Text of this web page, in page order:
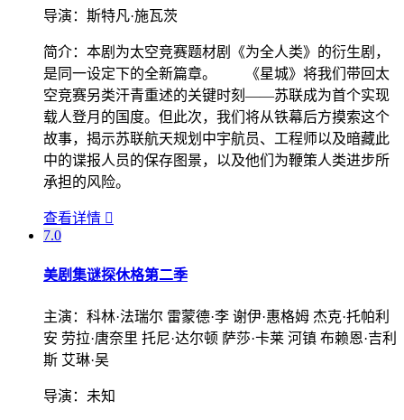
导演： 斯特凡·施瓦茨
简介： 本剧为太空竞赛题材剧《为全人类》的衍生剧，
是同一设定下的全新篇章。 《星城》将我们带回太
空竞赛另类汗青重述的关键时刻——苏联成为首个实现
载人登月的国度。但此次，我们将从铁幕后方摸索这个
故事，揭示苏联航天规划中宇航员、工程师以及暗藏此
中的谍报人员的保存图景，以及他们为鞭策人类进步所
承担的风险。
查看详情 
7.0
美剧集谜探休格第二季
主演： 科林·法瑞尔 雷蒙德·李 谢伊·惠格姆 杰克·托帕利
安 劳拉·唐奈里 托尼·达尔顿 萨莎·卡莱 河镇 布赖恩·吉利
斯 艾琳·吴
导演： 未知